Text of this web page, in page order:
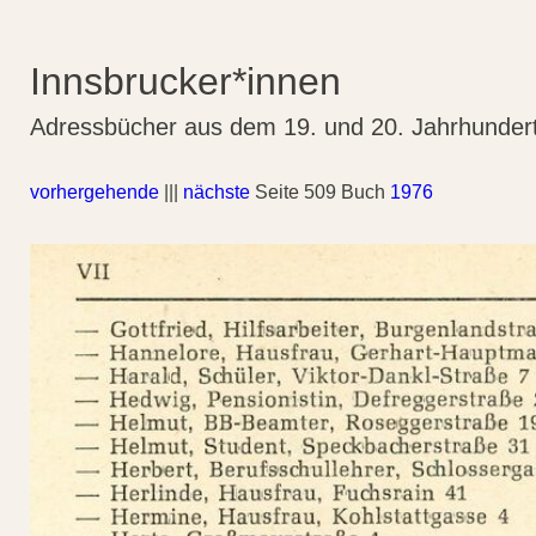
Innsbrucker*innen
Adressbücher aus dem 19. und 20.
vorhergehende nächste Seite 509 Buch 1976